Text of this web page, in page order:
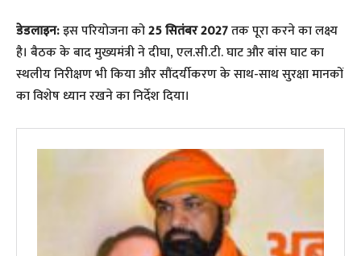
डेडलाइन:इस परियोजना को25 सितंबर 2027तक पूरा करने का लक्ष्य
है। बैठक के बाद मुख्यमंत्री ने दीघा, एल.सी.टी. घाट और बांस घाट का
स्थलीय निरीक्षण भी किया और सौंदर्यीकरण के साथ-साथ सुरक्षा मानकों
का विशेष ध्यान रखने का निर्देश दिया।